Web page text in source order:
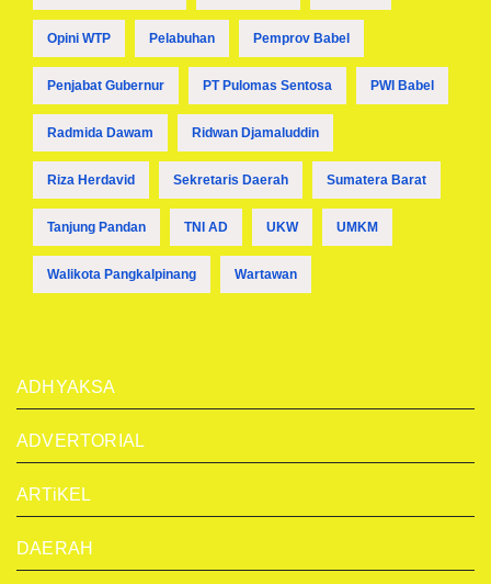
Opini WTP Pelabuhan Pemprov Babel
Penjabat Gubernur PT Pulomas Sentosa PWI Babel
Radmida Dawam Ridwan Djamaluddin
Riza Herdavid Sekretaris Daerah Sumatera Barat
Tanjung Pandan TNI AD UKW UMKM
Walikota Pangkalpinang Wartawan
ADHYAKSA
ADVERTORIAL
ARTiKEL
DAERAH